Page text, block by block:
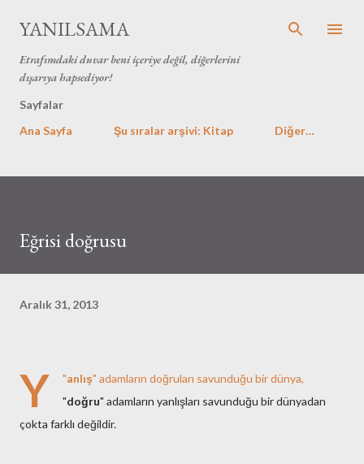
YANILSAMA
Etrafımdaki duvar beni içeriye değil, diğerlerini
dışarıya hapsediyor!
Sayfalar
Ana Sayfa
Şu sıralar arşivi: Kitap Diğer…
Eğrisi doğrusu
Aralık 31, 2013
"
Y anlış" adamların doğruları savunduğu bir dünya,
"doğru" adamların yanlışları savunduğu bir dünyadan
çokta farklı değildir.